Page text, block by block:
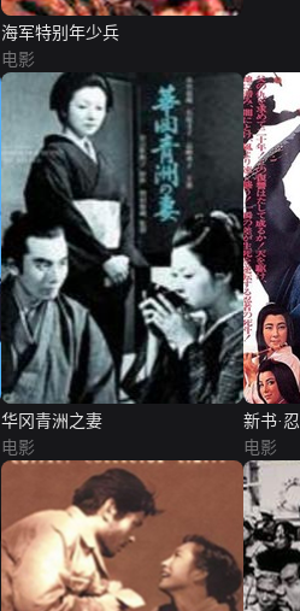
海军特别年少兵
电影
华冈青洲之妻
电影
新书·
电影